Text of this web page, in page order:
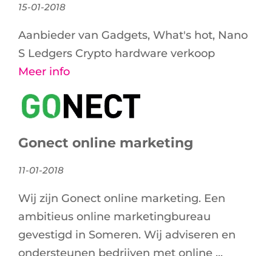
15-01-2018
Aanbieder van Gadgets, What's hot, Nano
S Ledgers Crypto hardware verkoop
Meer info
Gonect online marketing
11-01-2018
Wij zijn Gonect online marketing. Een
ambitieus online marketingbureau
gevestigd in Someren. Wij adviseren en
ondersteunen bedrijven met online ...